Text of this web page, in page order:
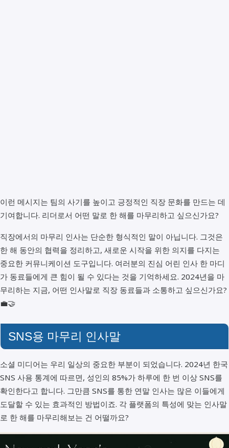
이런 메시지는 팀의 사기를 높이고 긍정적인 직장 문화를 만드는 데
기여합니다. 리더로서 어떤 말로 한 해를 마무리하고 싶으신가요?
직장에서의 마무리 인사는 단순한 형식적인 말이 아닙니다. 그것은
한 해 동안의 협력을 정리하고, 새로운 시작을 위한 의지를 다지는
중요한 커뮤니케이션 도구입니다. 여러분의 진심 어린 인사 한 마디
가 동료들에게 큰 힘이 될 수 있다는 것을 기억하세요. 2024년을 마
무리하는 지금, 어떤 인사말로 직장 동료들과 소통하고 싶으신가요?
💼🤝
SNS용 마무리 인사말
소셜 미디어는 우리 일상의 중요한 부분이 되었습니다. 2024년 한국
SNS 사용 통계에 따르면, 성인의 85%가 하루에 한 번 이상 SNS를
확인한다고 합니다. 그만큼 SNS를 통한 연말 인사는 많은 이들에게
도달할 수 있는 효과적인 방법이죠. 각 플랫폼의 특성에 맞는 인사말
로 한 해를 마무리해보는 건 어떨까요?